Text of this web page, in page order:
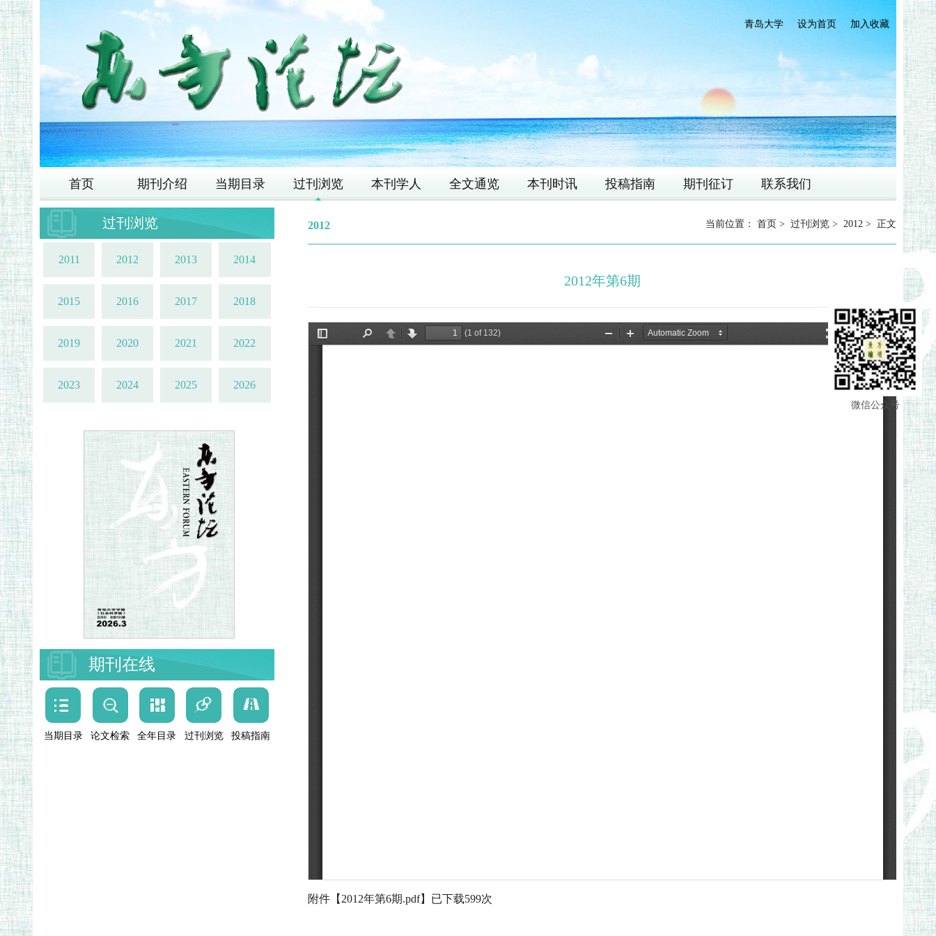
加入收藏
设为首页
青岛大学
首页 期刊介绍 当期目录 过刊浏览 本刊学人 全文通览 本刊时讯 投稿指南 期刊征订 联系我们
微信公众号
过刊浏览
2011 2012 2013 2014
2015 2016 2017 2018
2019 2020 2021 2022
2023 2024 2025 2026
期刊在线
当期目录 论文检索 全年目录 过刊浏览 投稿指南
2012 当前位置： 首页 > 过刊浏览 > 2012 > 正文
2012年第6期
附件【 2012年第6期.pdf】已下载599次